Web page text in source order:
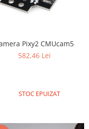
Camera Pixy2 CMUcam5
582,46 Lei
STOC EPUIZAT